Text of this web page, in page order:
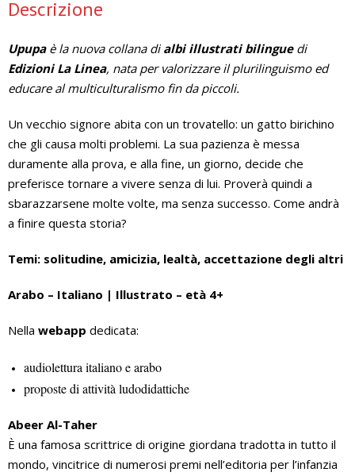
Descrizione
Upupa è la nuova collana dialbi illustrati bilinguedi
Edizioni La Linea, nata per valorizzare il plurilinguismo ed
educare al multiculturalismo fin da piccoli.
Un vecchio signore abita con un trovatello: un gatto birichino
che gli causa molti problemi. La sua pazienza è messa
duramente alla prova, e alla fine, un giorno, decide che
preferisce tornare a vivere senza di lui. Proverà quindi a
sbarazzarsene molte volte, ma senza successo. Come andrà
a finire questa storia?
Temi: solitudine, amicizia, lealtà, accettazione degli altri
Arabo – Italiano | Illustrato – età 4+
Nella webapp dedicata:
audiolettura italiano e arabo
proposte di attività ludodidattiche
Abeer Al-Taher
È una famosa scrittrice di origine giordana tradotta in tutto il
mondo, vincitrice di numerosi premi nell’editoria per l’infanzia